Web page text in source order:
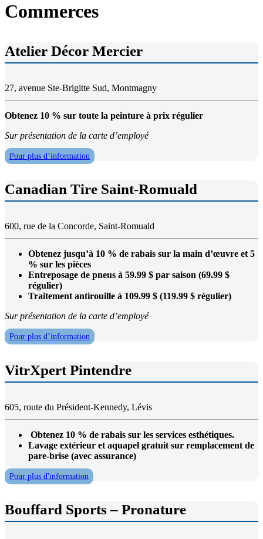
Commerces
Atelier Décor Mercier
27, avenue Ste-Brigitte Sud, Montmagny
Obtenez 10 % sur toute la peinture à prix régulier
Sur présentation de la carte d’employé
Pour plus d’information
Canadian Tire Saint-Romuald
600, rue de la Concorde, Saint-Romuald
Obtenez jusqu’à 10 % de rabais sur la main d’œuvre et 5
% sur les pièces
Entreposage de pneus à 59.99 $ par saison (69.99 $
régulier)
Traitement antirouille à 109.99 $ (119.99 $ régulier)
Sur présentation de la carte d’employé
Pour plus d’information
VitrXpert Pintendre
605, route du Président-Kennedy, Lévis
Obtenez 10 % de rabais sur les services esthétiques.
Lavage extérieur et aquapel gratuit sur remplacement de
pare-brise (avec assurance)
Pour plus d'information
Bouffard Sports – Pronature